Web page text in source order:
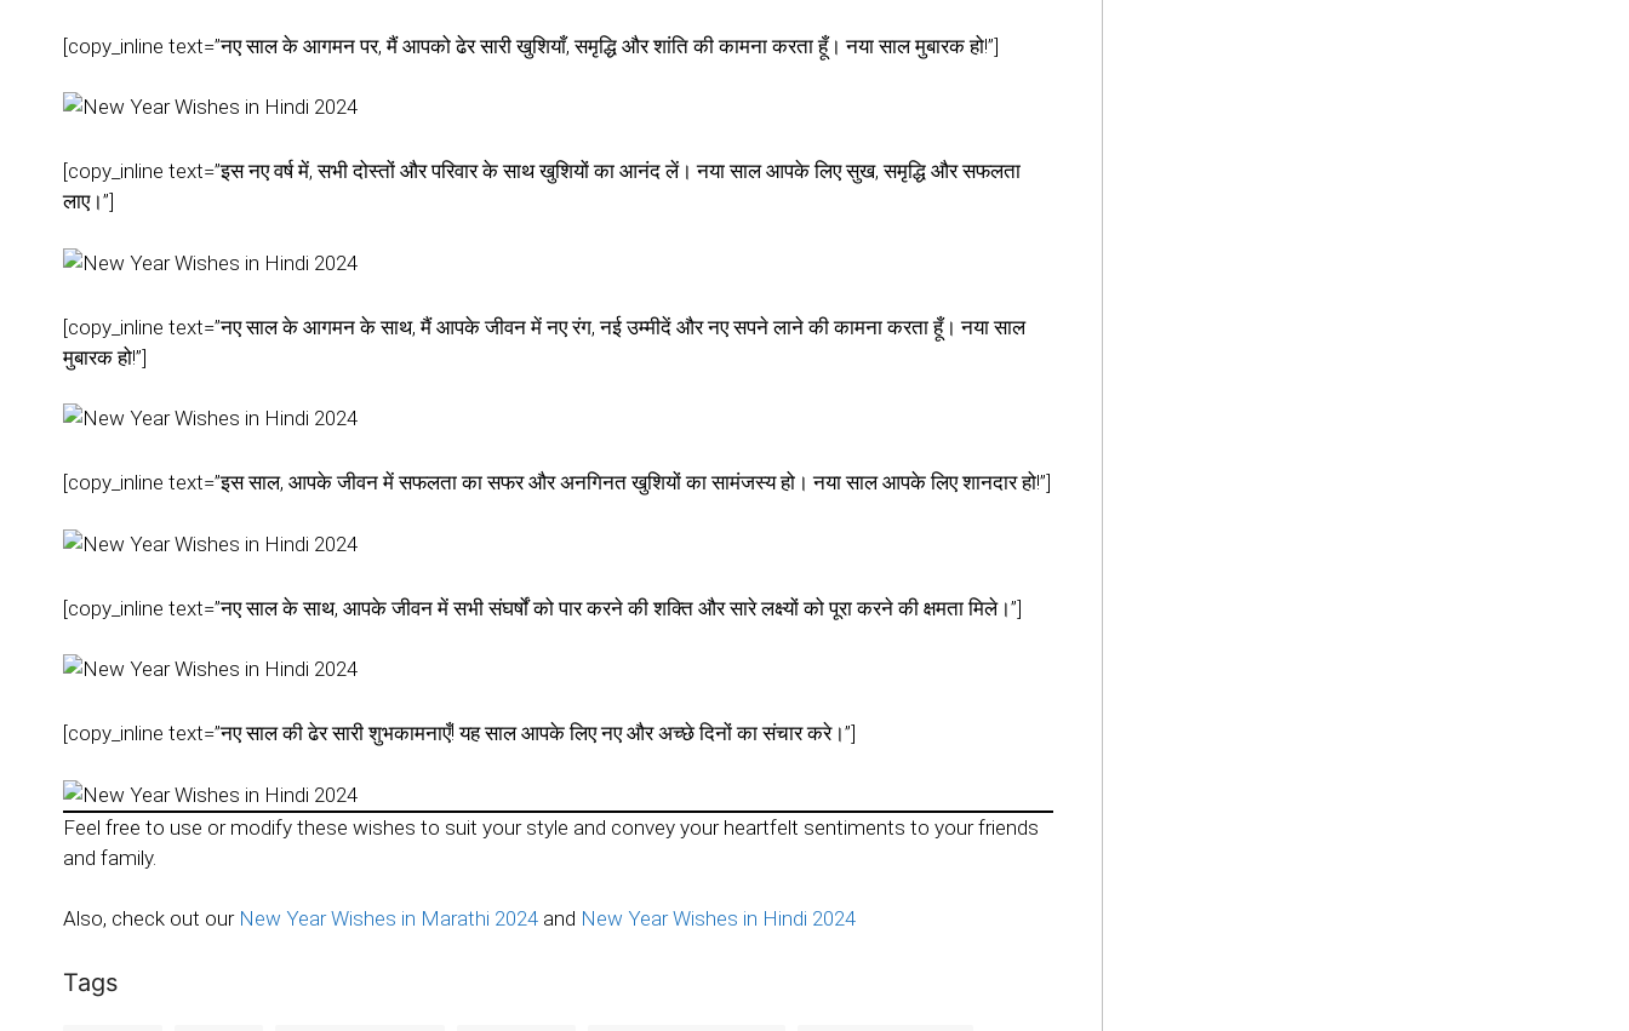
[copy_inline text=”नए साल के आगमन पर, मैं आपको ढेर सारी खुशियाँ, समृद्धि और शांति की कामना करता हूँ। नया साल मुबारक हो!”]
[copy_inline text=”इस नए वर्ष में, सभी दोस्तों और परिवार के साथ खुशियों का आनंद लें। नया साल आपके लिए सुख, समृद्धि और सफलता
लाए।”]
[copy_inline text=”नए साल के आगमन के साथ, मैं आपके जीवन में नए रंग, नई उम्मीदें और नए सपने लाने की कामना करता हूँ। नया साल
मुबारक हो!”]
[copy_inline text=”इस साल, आपके जीवन में सफलता का सफर और अनगिनत खुशियों का सामंजस्य हो। नया साल आपके लिए शानदार हो!”]
[copy_inline text=”नए साल के साथ, आपके जीवन में सभी संघर्षों को पार करने की शक्ति और सारे लक्ष्यों को पूरा करने की क्षमता मिले।”]
[copy_inline text=”नए साल की ढेर सारी शुभकामनाएँ! यह साल आपके लिए नए और अच्छे दिनों का संचार करे।”]
Feel free to use or modify these wishes to suit your style and convey your heartfelt sentiments to your friends
and family.
Also, check out our New Year Wishes in Marathi 2024 and New Year Wishes in Hindi 2024
Tags